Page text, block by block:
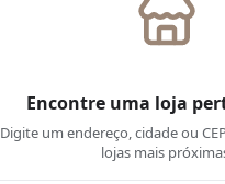
Encontre uma loja
Digite um endereço, cidade ou
lojas mais